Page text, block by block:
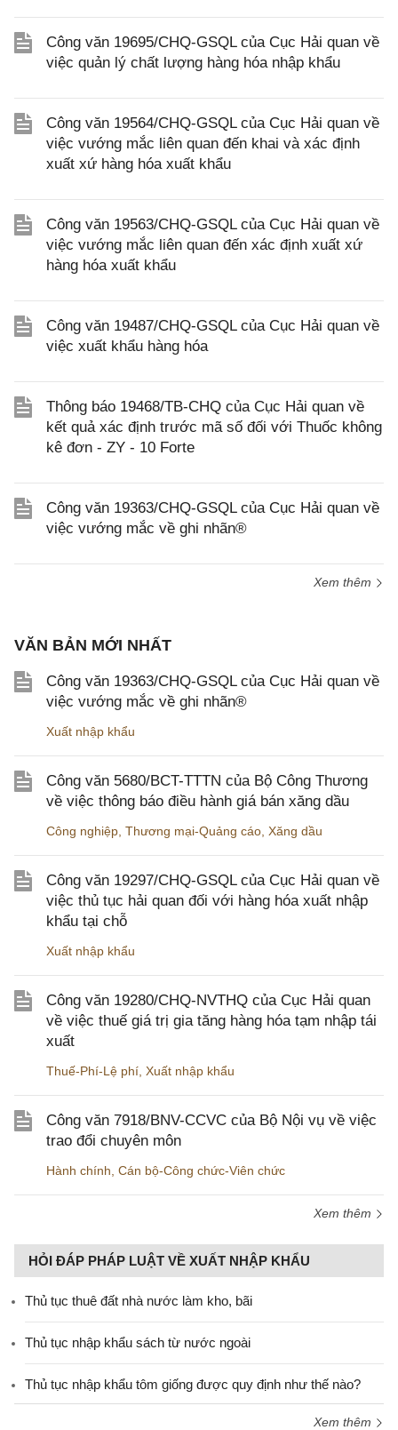
Công văn 19695/CHQ-GSQL của Cục Hải quan về
việc quản lý chất lượng hàng hóa nhập khẩu
Công văn 19564/CHQ-GSQL của Cục Hải quan về
việc vướng mắc liên quan đến khai và xác định
xuất xứ hàng hóa xuất khẩu
Công văn 19563/CHQ-GSQL của Cục Hải quan về
việc vướng mắc liên quan đến xác định xuất xứ
hàng hóa xuất khẩu
Công văn 19487/CHQ-GSQL của Cục Hải quan về
việc xuất khẩu hàng hóa
Thông báo 19468/TB-CHQ của Cục Hải quan về
kết quả xác định trước mã số đối với Thuốc không
kê đơn - ZY - 10 Forte
Công văn 19363/CHQ-GSQL của Cục Hải quan về
việc vướng mắc về ghi nhãn®
Xem thêm
VĂN BẢN MỚI NHẤT
Công văn 19363/CHQ-GSQL của Cục Hải quan về
việc vướng mắc về ghi nhãn®
Xuất nhập khẩu
Công văn 5680/BCT-TTTN của Bộ Công Thương
về việc thông báo điều hành giá bán xăng dầu
Công nghiệp Thương mại-Quảng cáo Xăng dầu
Công văn 19297/CHQ-GSQL của Cục Hải quan về
việc thủ tục hải quan đối với hàng hóa xuất nhập
khẩu tại chỗ
Xuất nhập khẩu
Công văn 19280/CHQ-NVTHQ của Cục Hải quan
về việc thuế giá trị gia tăng hàng hóa tạm nhập tái
xuất
Thuế-Phí-Lệ phí Xuất nhập khẩu
Công văn 7918/BNV-CCVC của Bộ Nội vụ về việc
trao đổi chuyên môn
Hành chính Cán bộ-Công chức-Viên chức
Xem thêm
HỎI ĐÁP PHÁP LUẬT VỀ XUẤT NHẬP KHẨU
Thủ tục thuê đất nhà nước làm kho, bãi
Thủ tục nhập khẩu sách từ nước ngoài
Thủ tục nhập khẩu tôm giống được quy định như thế nào?
Xem thêm